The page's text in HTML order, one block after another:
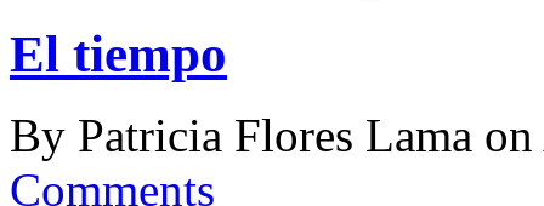
El tiempo
By Patricia Flores Lama on
Comments